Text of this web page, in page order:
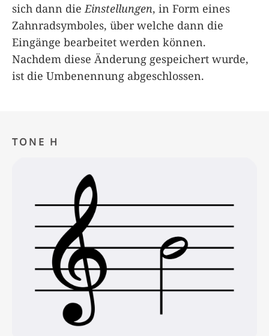
sich dann die Einstellungen, in Form eines
Zahnradsymboles, über welche dann die
Eingänge bearbeitet werden können.
Nachdem diese Änderung gespeichert wurde,
ist die Umbenennung abgeschlossen.
TONE H